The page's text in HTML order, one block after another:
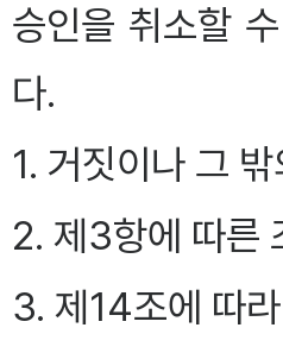
승인을 취소할
다.
1. 거짓이나 그
2. 제3항에 따른
3. 제14조에 따